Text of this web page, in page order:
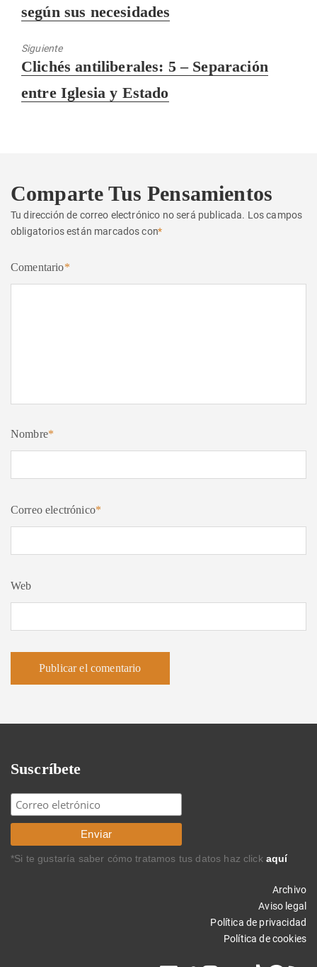
según sus necesidades
Siguiente
Entrada
Clichés antiliberales: 5 – Separación
entre Iglesia y Estado
Comparte Tus Pensamientos
Tu dirección de correo electrónico no será publicada. Los campos
obligatorios están marcados con*
Comentario*
Nombre*
Correo electrónico*
Web
Suscríbete
*Si te gustaría saber cómo tratamos tus datos haz click aquí
Archivo
Aviso legal
Política de privacidad
Política de cookies